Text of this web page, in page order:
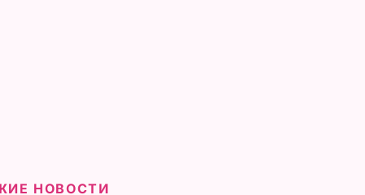
НОВОСТИ